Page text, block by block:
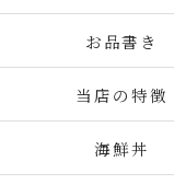
お品書き
当店の特徴
海鮮丼